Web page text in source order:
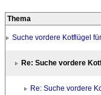
Thema
Suche vordere Kotflügel
Re: Suche vordere
Re: Suche vordere